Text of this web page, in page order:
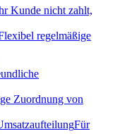
Kunde nicht zahlt,
regelmäßige
Zuordnung von
Für